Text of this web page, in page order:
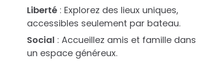
Liberté : Explorez des lieux uniques,
accessibles seulement par bateau.
Social : Accueillez amis et famille dans
un espace généreux.